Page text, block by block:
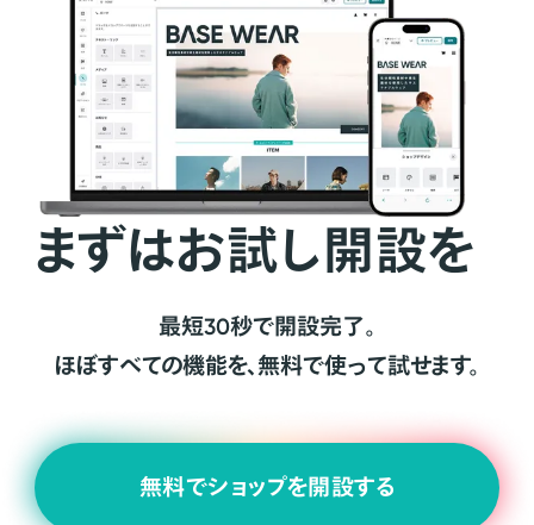
まずはお試し開設を
最短30秒で開設完了。
ほぼすべての機能を、無料で使って試せます。
無料でショップを開設する